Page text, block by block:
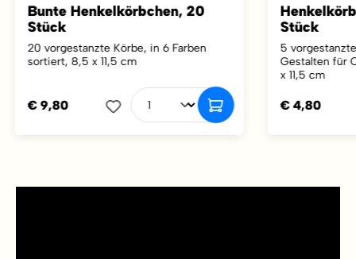
Bunte Henkelkörbchen, 20
Stück
20 vorgestanzte Körbe, in 6 Farben
sortiert, 8,5 x 11,5 cm
€ 9,80
Stück
5
Gestalten für
x 11,5 cm
€ 4,80